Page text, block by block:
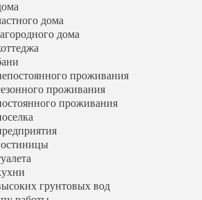
проживания
проживания
грунтовых вод
работы
дома
дома
проживания
проживания
проживания
грунтовых вод